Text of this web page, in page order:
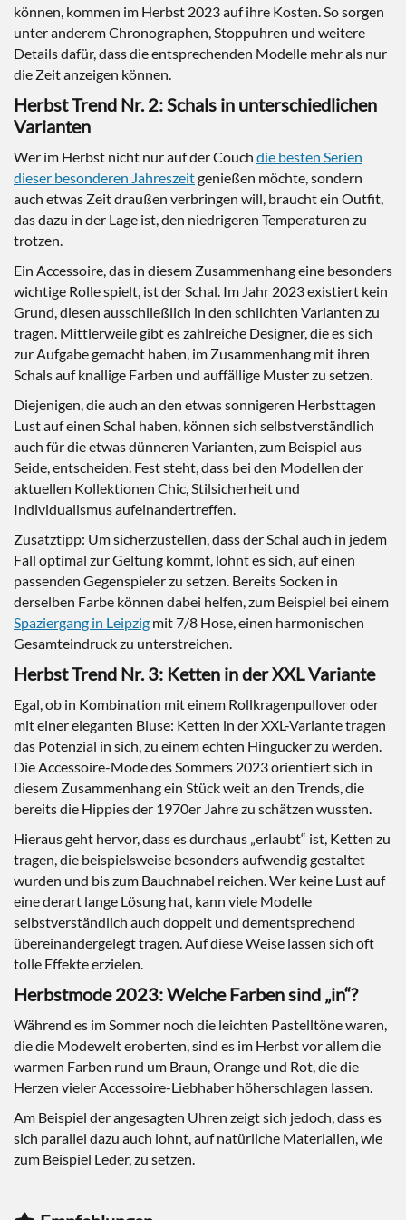
können, kommen im Herbst 2023 auf ihre Kosten. So sorgen
unter anderem Chronographen, Stoppuhren und weitere
Details dafür, dass die entsprechenden Modelle mehr als nur
die Zeit anzeigen können.
Herbst Trend Nr. 2: Schals in unterschiedlichen
Varianten
Wer im Herbst nicht nur auf der Couch die besten Serien
dieser besonderen Jahreszeitgenießen möchte, sondern
auch etwas Zeit draußen verbringen will, braucht ein Outfit,
das dazu in der Lage ist, den niedrigeren Temperaturen zu
trotzen.
Ein Accessoire, das in diesem Zusammenhang eine besonders
wichtige Rolle spielt, ist der Schal. Im Jahr 2023 existiert kein
Grund, diesen ausschließlich in den schlichten Varianten zu
tragen. Mittlerweile gibt es zahlreiche Designer, die es sich
zur Aufgabe gemacht haben, im Zusammenhang mit ihren
Schals auf knallige Farben und auffällige Muster zu setzen.
Diejenigen, die auch an den etwas sonnigeren Herbsttagen
Lust auf einen Schal haben, können sich selbstverständlich
auch für die etwas dünneren Varianten, zum Beispiel aus
Seide, entscheiden. Fest steht, dass bei den Modellen der
aktuellen Kollektionen Chic, Stilsicherheit und
Individualismus aufeinandertreffen.
Zusatztipp: Um sicherzustellen, dass der Schal auch in jedem
Fall optimal zur Geltung kommt, lohnt es sich, auf einen
passenden Gegenspieler zu setzen. Bereits Socken in
derselben Farbe können dabei helfen, zum Beispiel bei einem
Spaziergang in Leipzig mit 7/8 Hose, einen harmonischen
Gesamteindruck zu unterstreichen.
Herbst Trend Nr. 3: Ketten in der XXL Variante
Egal, ob in Kombination mit einem Rollkragenpullover oder
mit einer eleganten Bluse: Ketten in der XXL-Variante tragen
das Potenzial in sich, zu einem echten Hingucker zu werden.
Die Accessoire-Mode des Sommers 2023 orientiert sich in
diesem Zusammenhang ein Stück weit an den Trends, die
bereits die Hippies der 1970er Jahre zu schätzen wussten.
Hieraus geht hervor, dass es durchaus „erlaubt“ ist, Ketten zu
tragen, die beispielsweise besonders aufwendig gestaltet
wurden und bis zum Bauchnabel reichen. Wer keine Lust auf
eine derart lange Lösung hat, kann viele Modelle
selbstverständlich auch doppelt und dementsprechend
übereinandergelegt tragen. Auf diese Weise lassen sich oft
tolle Effekte erzielen.
Herbstmode 2023: Welche Farben sind „in“?
Während es im Sommer noch die leichten Pastelltöne waren,
die die Modewelt eroberten, sind es im Herbst vor allem die
warmen Farben rund um Braun, Orange und Rot, die die
Herzen vieler Accessoire-Liebhaber höherschlagen lassen.
Am Beispiel der angesagten Uhren zeigt sich jedoch, dass es
sich parallel dazu auch lohnt, auf natürliche Materialien, wie
zum Beispiel Leder, zu setzen.